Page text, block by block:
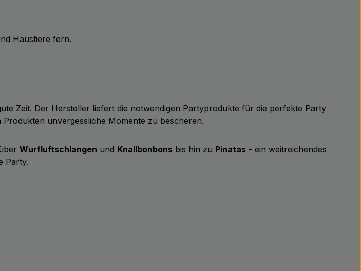
Haustiere fern.
Zeit. Der Hersteller liefert die notwendigen Partyprodukte für die perfekte Party
unvergessliche Momente zu bescheren.
Wurfluftschlangen und Knallbonbons bis hin zu Pinatas - ein weitreichendes
Party.